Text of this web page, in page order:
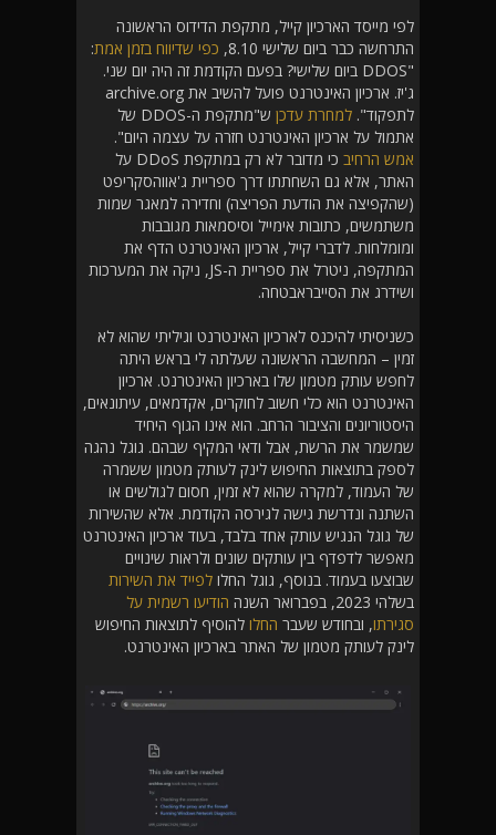
לפי מייסד הארכיון קייל, מתקפת הדידוס הראשונה
התרחשה כבר ביום שלישי 8.10,
כפי שדיווח בזמן אמת:
"DDOS ביום שלישי? בפעם הקודמת זה היה יום שני.
ג'יז. ארכיון האינטרנט פועל להשיב את archive.org
לתפקוד". למחרת עדכן
ש"מתקפת ה-DDOS של
אתמול על ארכיון האינטרנט חזרה על עצמה היום".
אמש הרחיב
כי מדובר לא רק במתקפת DDoS על
האתר, אלא גם השחתתו דרך ספריית ג'אווהסקריפט
(שהקפיצה את הודעת הפריצה) וחדירה למאגר שמות
משתמשים, כתובות אימייל וסיסמאות מגובבות
ומומלחות. לדברי קייל, ארכיון האינטרנט הדף את
המתקפה, ניטרל את ספריית ה-JS, ניקה את המערכות
ושידרג את הסייבראבטחה.
כשניסיתי להיכנס לארכיון האינטרנט וגיליתי שהוא לא
זמין – המחשבה הראשונה שעלתה לי בראש היתה
לחפש עותק מטמון שלו בארכיון האינטרנט. ארכיון
האינטרנט הוא כלי חשוב לחוקרים, אקדמאים, עיתונאים,
היסטוריונים והציבור הרחב. הוא אינו הגוף היחיד
שמשמר את הרשת, אבל ודאי המקיף שבהם. גוגל נהגה
לספק בתוצאות החיפוש לינק לעותק מטמון ששמרה
של העמוד, למקרה שהוא לא זמין, חסום לגולשים או
השתנה ונדרשת גישה לגירסה הקודמת. אלא שהשירות
של גוגל הנגיש עותק אחד בלבד, בעוד ארכיון האינטרנט
מאפשר לדפדף בין עותקים שונים ולראות שינויים
שבוצעו בעמוד. בנוסף, גוגל החלו לפייד את השירות
בשלהי 2023, בפברואר השנה
הודיעו רשמית על
סגירתו, ובחודש שעבר החלו להוסיף לתוצאות החיפוש
לינק לעותק מטמון של האתר בארכיון האינטרנט.